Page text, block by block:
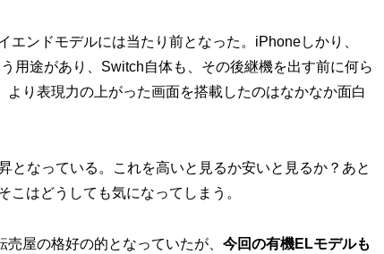
ンドモデルには当たり前となった。iPhoneしかり、
用途があり、Switch自体も、その後継機を出す前に何ら
り表現力の上がった画面を搭載したのはなかなか面白
となっている。これを高いと見るか安いと見るか？あと
はどうしても気になってしまう。
屋の格好の的となっていたが、 今回の有機ELモデルも